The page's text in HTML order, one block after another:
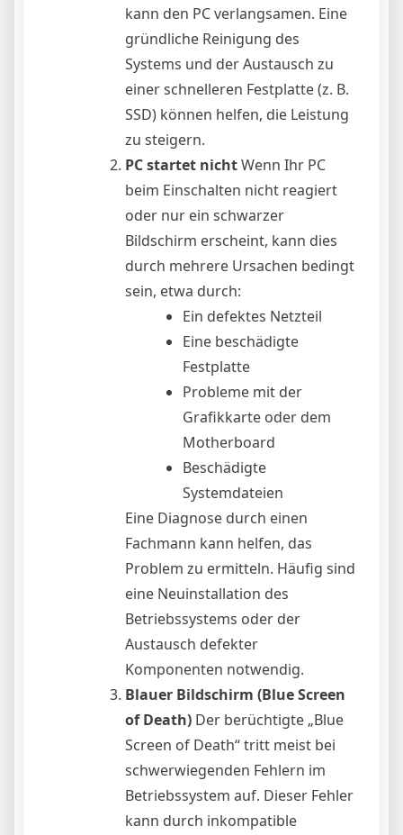
kann den PC verlangsamen. Eine
gründliche Reinigung des
Systems und der Austausch zu
einer schnelleren Festplatte (z. B.
SSD) können helfen, die Leistung
zu steigern.
PC startet nichtWenn Ihr PC
beim Einschalten nicht reagiert
oder nur ein schwarzer
Bildschirm erscheint, kann dies
durch mehrere Ursachen bedingt
sein, etwa durch:
Ein defektes Netzteil
Eine beschädigte
Festplatte
Probleme mit der
Grafikkarte oder dem
Motherboard
Beschädigte
Systemdateien
Eine Diagnose durch einen
Fachmann kann helfen, das
Problem zu ermitteln. Häufig sind
eine Neuinstallation des
Betriebssystems oder der
Austausch defekter
Komponenten notwendig.
Blauer Bildschirm (Blue Screen
of Death) Der berüchtigte „Blue
Screen of Death“ tritt meist bei
schwerwiegenden Fehlern im
Betriebssystem auf. Dieser Fehler
kann durch inkompatible